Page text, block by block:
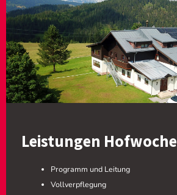
Leistungen Hofwoche
Programm und Leitung
Vollverpflegung